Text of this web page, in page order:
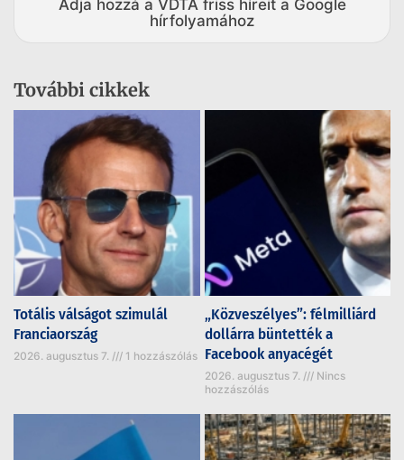
Adja hozzá a VDTA friss híreit a Google
hírfolyamához
További cikkek
Totális válságot szimulál
Franciaország
2026. augusztus 7. 1 hozzászólás
„Közveszélyes”: félmilliárd
dollárra büntették a
Facebook anyacégét
2026. augusztus 7.
Nincs
hozzászólás